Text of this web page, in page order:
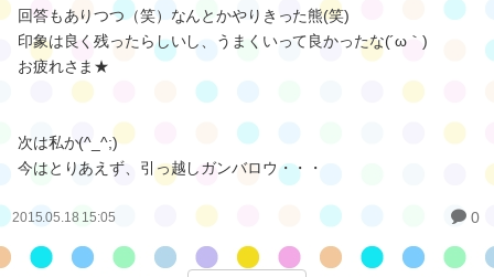
回答もありつつ（笑）なんとかやりきった熊(笑)
印象は良く残ったらしいし、うまくいって良かったな(´ω｀)
お疲れさま★
次は私か(^_^;)
今はとりあえず、引っ越しガンバロウ・・・
2015.05.18 15:05 0